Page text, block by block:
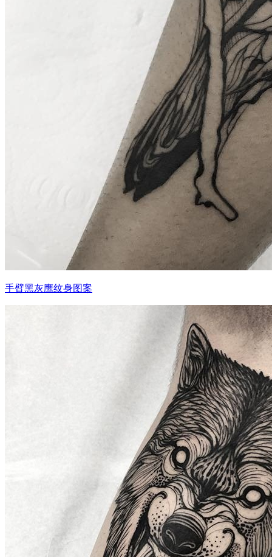
手臂黑灰鹰纹身图案